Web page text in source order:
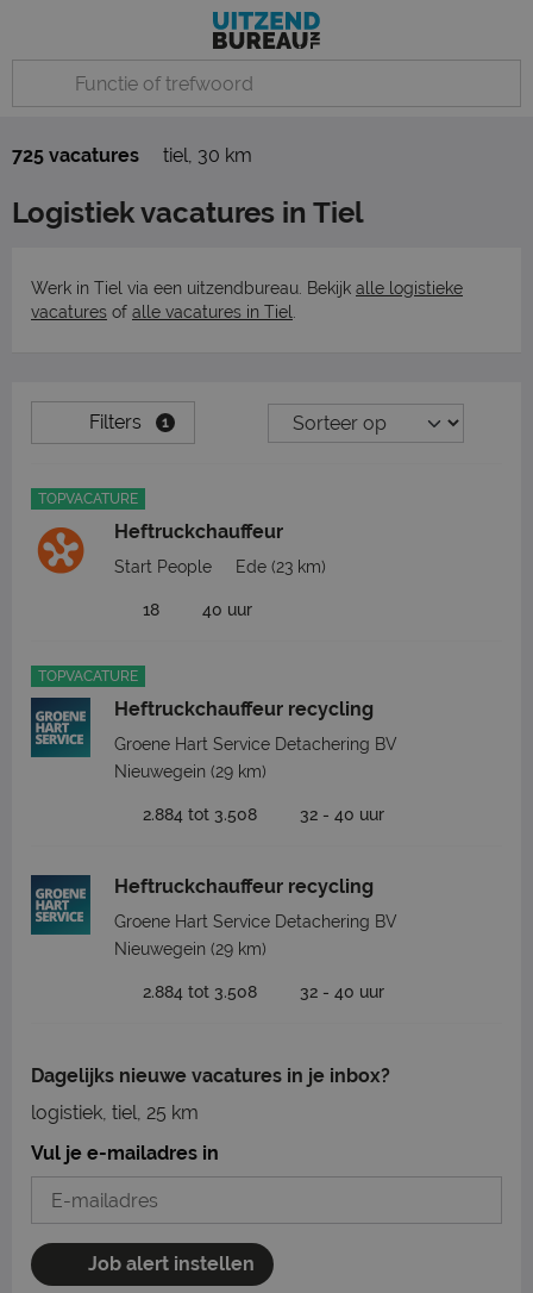
725 vacatures tiel, 30 km
Logistiek vacatures in Tiel
Werk in Tiel via een uitzendbureau. Bekijk alle logistieke
vacatures of alle vacatures in Tiel
Filters 1
TOPVACATURE
Heftruckchauffeur
Start People Ede (23 km)
18 40 uur
TOPVACATURE
Heftruckchauffeur recycling
Groene Hart Service Detachering BV
Nieuwegein (29 km)
2.884 tot 3.508 32 - 40 uur
Heftruckchauffeur recycling
Groene Hart Service Detachering BV
Nieuwegein (29 km)
2.884 tot 3.508 32 - 40 uur
Dagelijks nieuwe vacatures in je inbox?
logistiek, tiel, 25 km
Vul je e-mailadres in
Job alert instellen